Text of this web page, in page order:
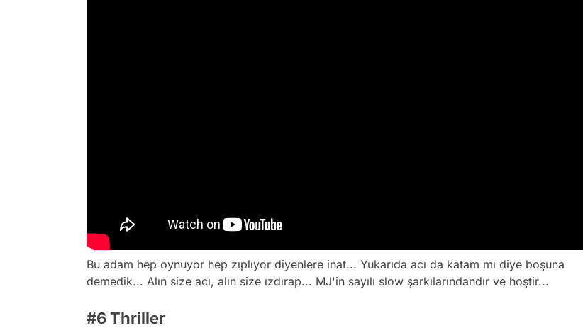
Bu adam hep oynuyor hep zıplıyor diyenlere inat... Yukarıda acı da katam mı diye boşuna
demedik... Alın size acı, alın size ızdırap... MJ'in sayılı slow şarkılarındandır ve hoştir...
#6 Thriller